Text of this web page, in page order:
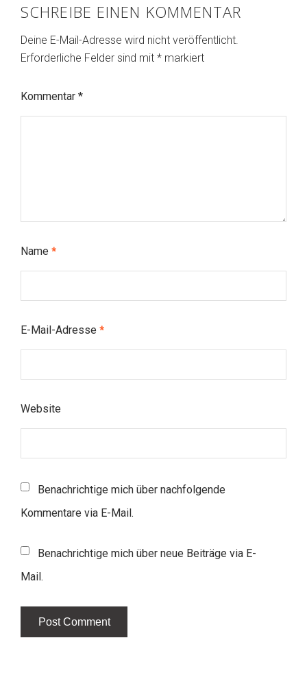
SCHREIBE EINEN KOMMENTAR
Deine E-Mail-Adresse wird nicht veröffentlicht.
Erforderliche Felder sind mit * markiert
Kommentar *
Name *
E-Mail-Adresse *
Website
Benachrichtige mich über nachfolgende
Kommentare via E-Mail.
Benachrichtige mich über neue Beiträge via E-
Mail.